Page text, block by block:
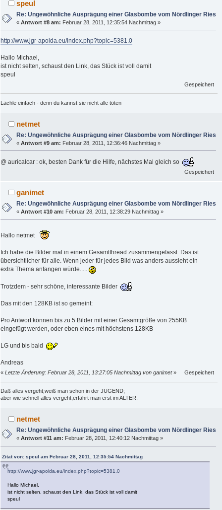
speul
Re: Ungewöhnliche Ausprägung einer Glasbombe vom Nördlinger Ries
«Antwort #8 am: Februar 28, 2011, 12:35:54 Nachmittag »
http://www.jgr-apolda.eu/index.php?topic=5381.0
Hallo Michael,
ist nicht selten, schaust den Link, das Stück ist voll damit
speul
Gespeichert
Lächle einfach - denn du kannst sie nicht alle töten
netmet
Re: Ungewöhnliche Ausprägung einer Glasbombe vom Nördlinger Ries
«Antwort #9 am: Februar 28, 2011, 12:36:46 Nachmittag »
@ auricalcar : ok, besten Dank für die Hilfe, nächstes Mal gleich so
Gespeichert
ganimet
Re: Ungewöhnliche Ausprägung einer Glasbombe vom Nördlinger Ries
«Antwort #10 am: Februar 28, 2011, 12:38:29 Nachmittag »
Hallo netmet
Ich habe die Bilder mal in einem Gesamtthread zusammengefasst. Das ist
übersichtlicher für alle. Wenn jeder für jedes Bild was anders aussieht ein
extra Thema anfangen würde.....
Trotzdem - sehr schöne, interessante Bilder
Das mit den 128KB ist so gemeint:
Pro Antwort können bis zu 5 Bilder mit einer Gesamtgröße von 255KB
eingefügt werden, oder eben eines mit höchstens 128KB
LG und bis bald
Andreas
« Letzte Änderung: Februar 28, 2011, 13:27:05 Nachmittag von ganimet» Gespeichert
Daß alles vergeht;weiß man schon in der JUGEND;
aber wie schnell alles vergeht,erfährt man erst im ALTER.
netmet
Re: Ungewöhnliche Ausprägung einer Glasbombe vom Nördlinger Ries
«Antwort #11 am: Februar 28, 2011, 12:40:12 Nachmittag »
Zitat von: speul am Februar 28, 2011, 12:35:54 Nachmittag
http://www.jgr-apolda.eu/index.php?topic=5381.0
Hallo Michael,
ist nicht selten, schaust den Link, das Stück ist voll damit
speul